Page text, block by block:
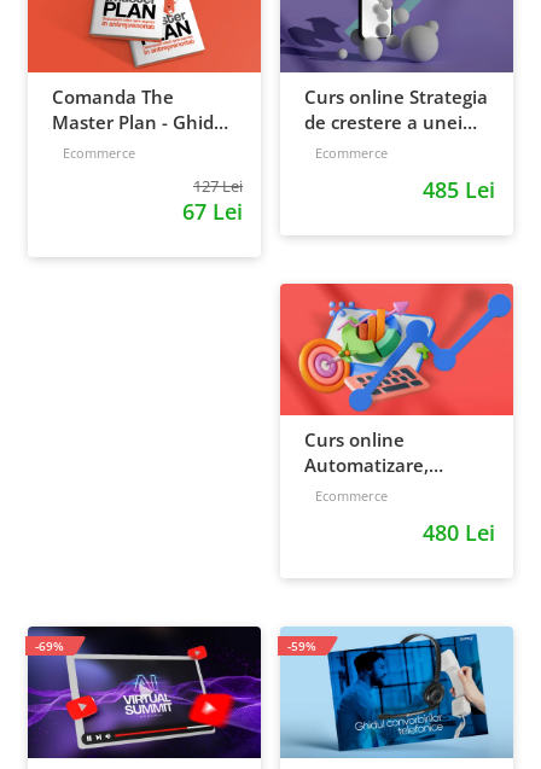
Comanda The
Master Plan - Ghid
pentru antreprenori,
Ecommerce
127 Lei
67 Lei
Curs online Strategia
de crestere a unei
afaceri - de la idee, la
Ecommerce
485 Lei
Curs online
Automatizare,
scalare si loializare:
strategia de business
Ecommerce
480 Lei
-69% -59%